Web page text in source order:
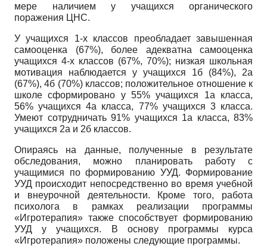
мере наличием у учащихся органического
поражения ЦНС.
У учащихся 1-х классов преобладает завышенная
самооценка (67%), более адекватна самооценка
учащихся 4-х классов (67%, 70%); низкая школьная
мотивация наблюдается у учащихся 1б (84%), 2а
(67%),4б (70%) классов; положительное отношение к
школе сформировано у 55%учащихся 1а класса,
56%учащихся 4а класса, 77% учащихся 3 класса.
Умеют сотрудничать 91% учащихся 1а класса, 83%
учащихся 2а и 2б классов.
Опираясь на данные, полученные в результате
обследования, можно планировать работу с
учащимися по формированию УУД. Формирование
УУД происходит непосредственно во время учебной
и внеурочной деятельности. Кроме того, работа
психолога в рамках реализации программы
«Игротерапия» также способствует формированию
УУД у учащихся. В основу программы курса
«Игротерапия» положены следующие программы.